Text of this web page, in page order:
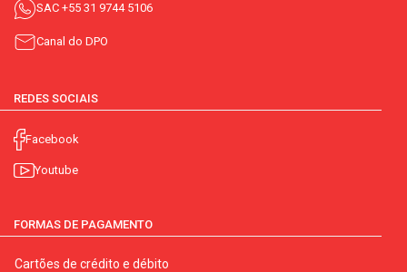
SAC +55 31 9744 5106
Canal do DPO
REDES SOCIAIS
Facebook
Youtube
FORMAS DE PAGAMENTO
Cartões de crédito e débito